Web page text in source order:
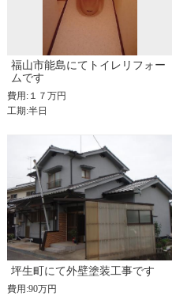
福山市能島にてトイレリフォー
ムです
費用:１７万円
工期:半日
坪生町にて外壁塗装工事です
費用:90万円